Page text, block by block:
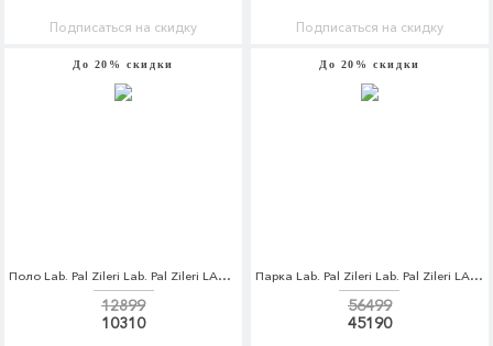
Подписаться на скидку Подписаться на скидку
До 20% скидки
Поло Lab. Pal Zileri Lab. Pal Zileri LA059EMZMG38
12899
10310
До 20% скидки
Парка Lab. Pal Zileri Lab. Pal Zileri LA059EMCEJM8
56499
45190